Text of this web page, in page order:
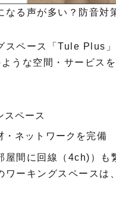
なる声が多い？防音
スペース「Tule Plus
うな空間・サービス
スペース
・ネットワークを完備
屋間に回線（4ch)）
ワーキングスペース